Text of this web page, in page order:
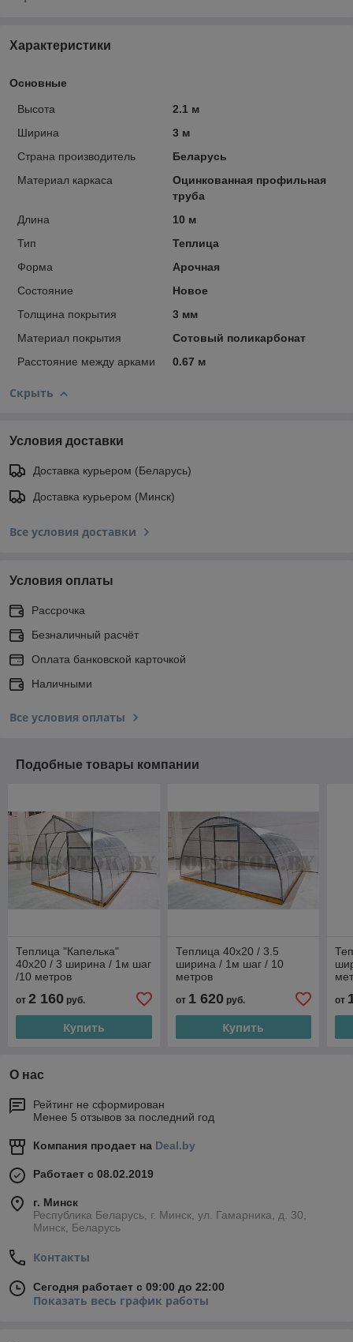
Характеристики
Основные
Высота
2.1 м
Ширина
3 м
Страна производитель
Беларусь
Материал каркаса
Оцинкованная профильная
труба
Длина
10 м
Тип
Теплица
Форма
Арочная
Состояние
Новое
Толщина покрытия
3 мм
Материал покрытия
Сотовый поликарбонат
Расстояние между арками
0.67 м
Скрыть
Условия доставки
Доставка курьером (Беларусь)
Доставка курьером (Минск)
Все условия доставки
Условия оплаты
Рассрочка
Безналичный расчёт
Оплата банковской карточкой
Наличными
Все условия оплаты
Подобные товары компании
Теплица "Капелька"
40х20 / 3 ширина / 1м шаг
/10 метров
от 2 160 руб.
Купить
Теплица 40х20 / 3.5
ширина / 1м шаг / 10
метров
от 1 620руб.
Купить
от
О нас
Рейтинг не сформирован
Менее 5 отзывов за последний год
Компания продает на Deal.by
Работает с 08.02.2019
г. Минск
Республика Беларусь, г. Минск, ул. Гамарника, д. 30,
Минск, Беларусь
Контакты
Сегодня работает с 09:00 до 22:00
Показать весь график работы